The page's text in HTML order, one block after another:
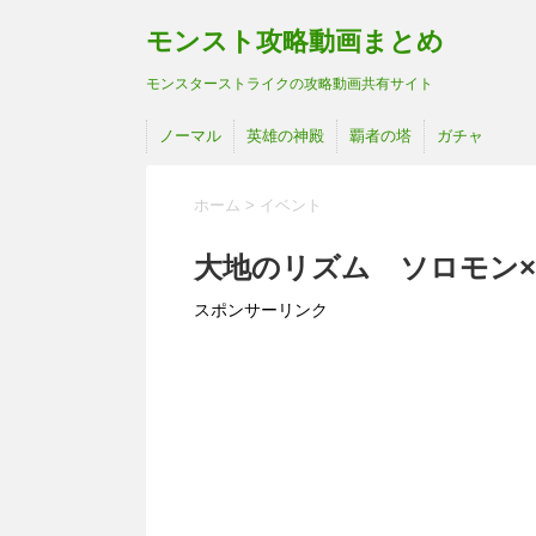
モンスト攻略動画まとめ
モンスターストライクの攻略動画共有サイト
ノーマル 英雄の神殿 覇者の塔 ガチャ
ホーム > イベント
大地のリズム ソロモン
スポンサーリンク